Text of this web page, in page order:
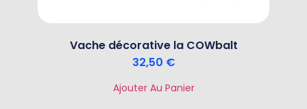
Vache décorative la COWbalt
32,50 €
Ajouter Au Panier